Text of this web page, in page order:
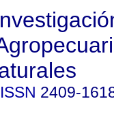
ISSN 2409-